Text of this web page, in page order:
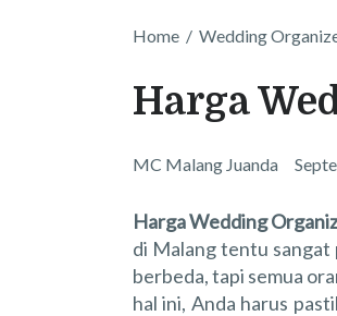
Home / Wedding
Harga
MC Malang Juanda
Harga Wedding
di Malang tentu sangat
berbeda, tapi semua
hal ini, Anda harus